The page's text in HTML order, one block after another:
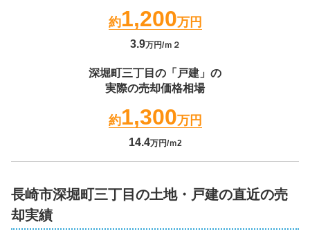
約1,200万円
3.9万円/ｍ２
深堀町三丁目 の「戸建」の
実際の売却価格相場
約1,300万円
14.4万円/ｍ2
長崎市深堀町三丁目の土地・戸建の直近の売
却実績